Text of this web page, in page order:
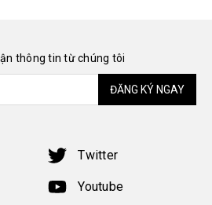
thông tin từ chúng tôi
ĐĂNG KÝ NGAY
Twitter
Youtube